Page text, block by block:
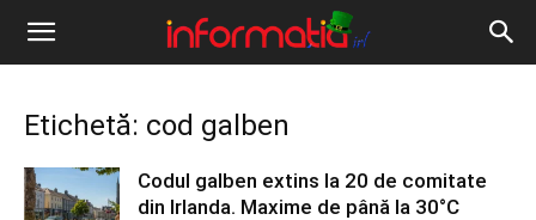
Informația
Etichetă: cod galben
Codul galben extins la 20 de comitate
din Irlanda. Maxime de până la 30°C